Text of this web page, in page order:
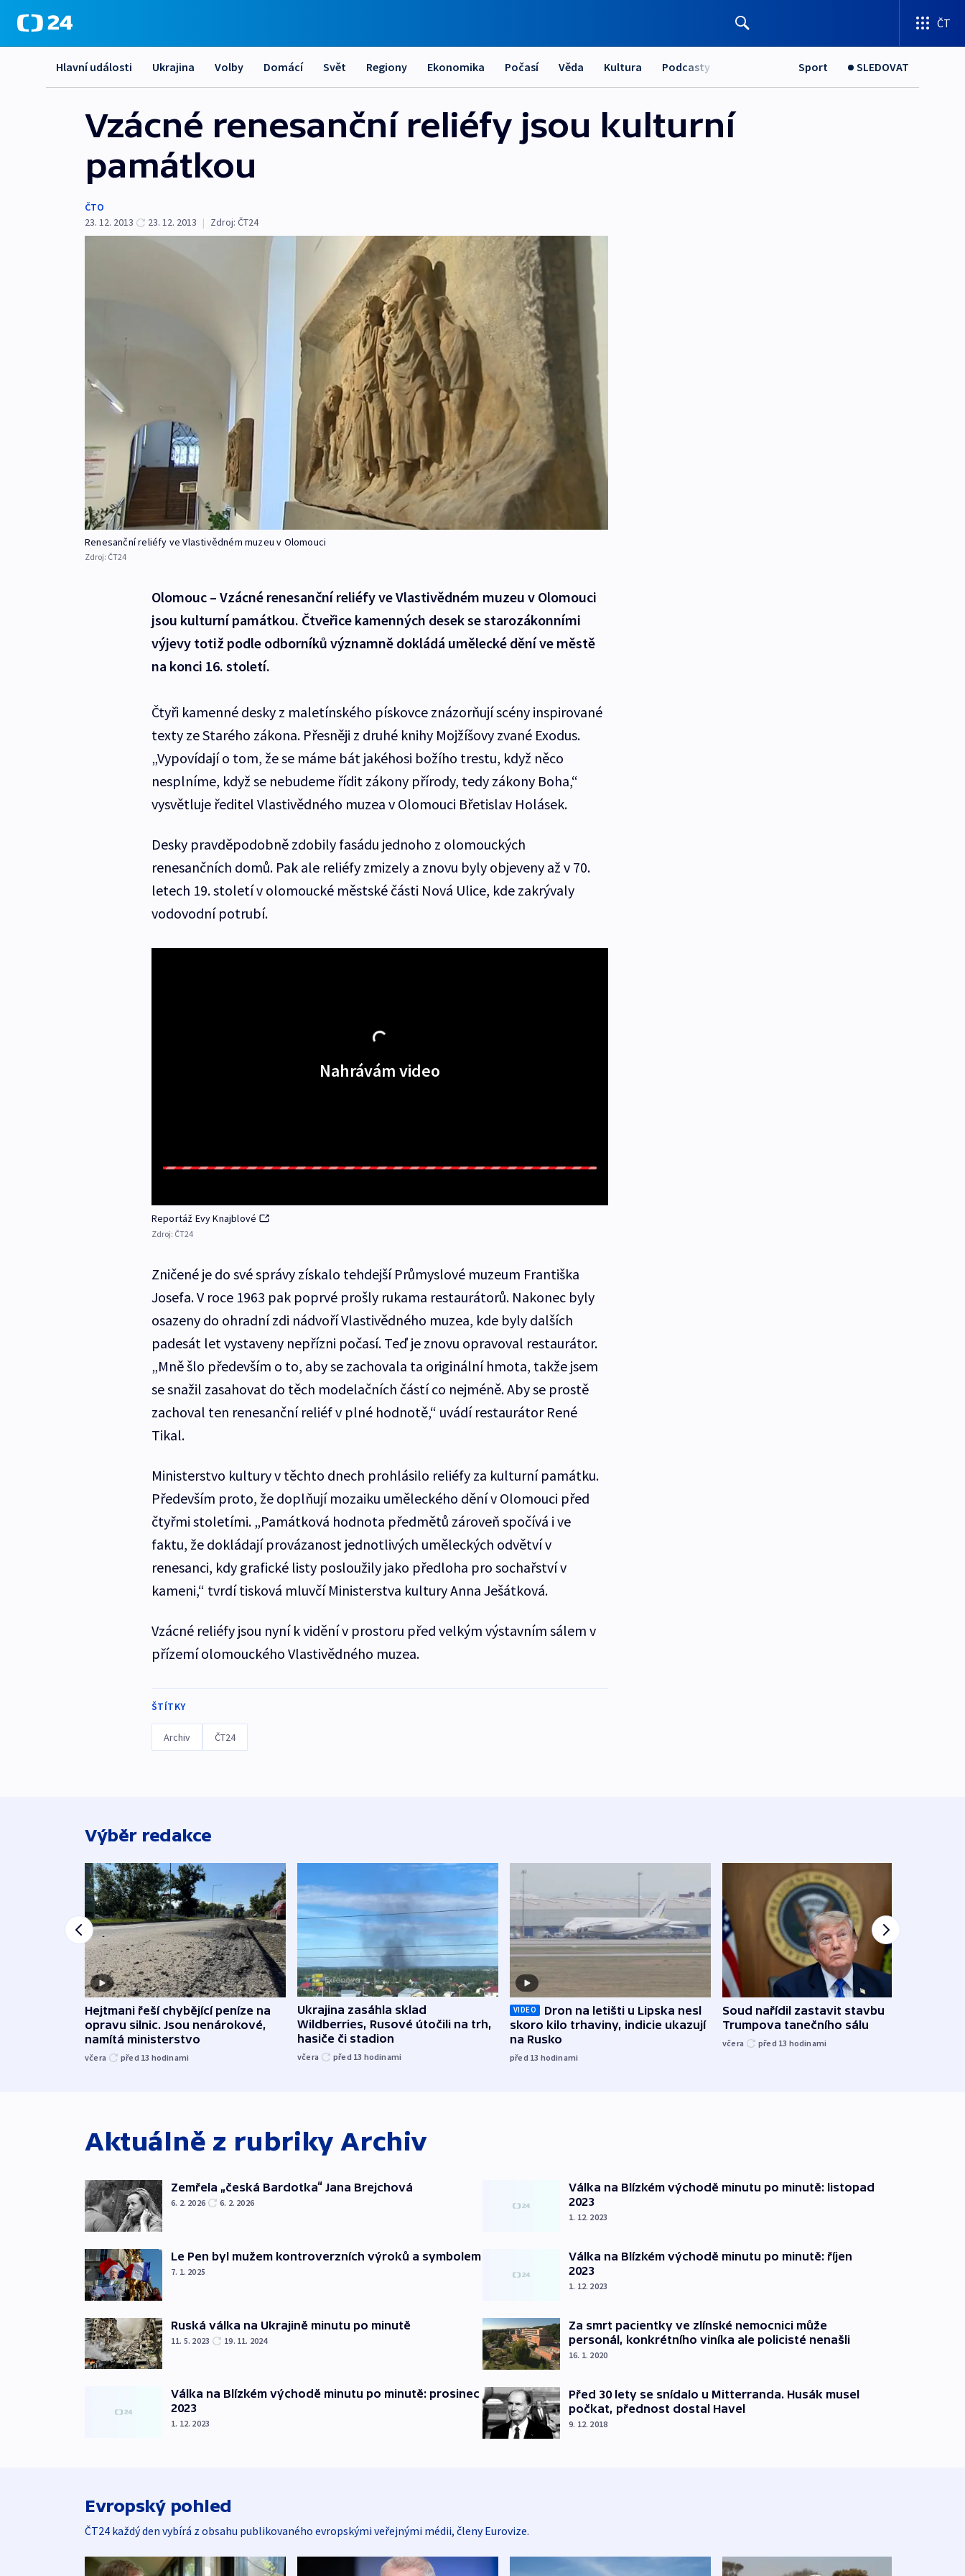
ČT
Hlavní události Ukrajina Volby Domácí Svět Regiony Ekonomika Počasí Věda Kultura Podcasty Sport SLEDOVAT
Vzácné renesanční reliéfy jsou kulturní
památkou
ČTO
23. 12. 2013
23. 12. 2013 | Zdroj: ČT24
Renesanční reliéfy ve Vlastivědném muzeu v Olomouci
Zdroj: ČT24
Olomouc – Vzácné renesanční reliéfy ve Vlastivědném muzeu v Olomouci
jsou kulturní památkou. Čtveřice kamenných desek se starozákonními
výjevy totiž podle odborníků významně dokládá umělecké dění ve městě
na konci 16. století.
Čtyři kamenné desky z maletínského pískovce znázorňují scény inspirované
texty ze Starého zákona. Přesněji z druhé knihy Mojžíšovy zvané Exodus.
„Vypovídají o tom, že se máme bát jakéhosi božího trestu, když něco
nesplníme, když se nebudeme řídit zákony přírody, tedy zákony Boha,“
vysvětluje ředitel Vlastivědného muzea v Olomouci Břetislav Holásek.
Desky pravděpodobně zdobily fasádu jednoho z olomouckých
renesančních domů. Pak ale reliéfy zmizely a znovu byly objeveny až v 70.
letech 19. století v olomoucké městské části Nová Ulice, kde zakrývaly
vodovodní potrubí.
Nahrávám video
Reportáž Evy Knajblové
Zdroj: ČT24
Zničené je do své správy získalo tehdejší Průmyslové muzeum Františka
Josefa. V roce 1963 pak poprvé prošly rukama restaurátorů. Nakonec byly
osazeny do ohradní zdi nádvoří Vlastivědného muzea, kde byly dalších
padesát let vystaveny nepřízni počasí. Teď je znovu opravoval restaurátor.
„Mně šlo především o to, aby se zachovala ta originální hmota, takže jsem
se snažil zasahovat do těch modelačních částí co nejméně. Aby se prostě
zachoval ten renesanční reliéf v plné hodnotě,“ uvádí restaurátor René
Tikal.
Ministerstvo kultury v těchto dnech prohlásilo reliéfy za kulturní památku.
Především proto, že doplňují mozaiku uměleckého dění v Olomouci před
čtyřmi stoletími. „Památková hodnota předmětů zároveň spočívá i ve
faktu, že dokládají provázanost jednotlivých uměleckých odvětví v
renesanci, kdy grafické listy posloužily jako předloha pro sochařství v
kameni,“ tvrdí tisková mluvčí Ministerstva kultury Anna Ješátková.
Vzácné reliéfy jsou nyní k vidění v prostoru před velkým výstavním sálem v
přízemí olomouckého Vlastivědného muzea.
ŠTÍTKY
Archiv ČT24
Výběr redakce
Hejtmani řeší chybějící peníze na
opravu silnic. Jsou nenárokové,
namítá ministerstvo
včera před 13 hodinami
Ukrajina zasáhla sklad
Wildberries, Rusové útočili na trh,
hasiče či stadion
včera před 13 hodinami
VIDEO
Dron na letišti u Lipska nesl
skoro kilo trhaviny, indicie ukazují
na Rusko
před 13 hodinami
Soud nařídil zastavit stavbu
Trumpova tanečního sálu
včera před 13 hodinami
Aktuálně z rubriky Archiv
Zemřela „česká Bardotka“ Jana Brejchová
6. 2. 2026 6. 2. 2026
Le Pen byl mužem kontroverzních výroků a symbolem
7. 1. 2025
Ruská válka na Ukrajině minutu po minutě
11. 5. 2023 19. 11. 2024
Válka na Blízkém východě minutu po minutě: prosinec
2023
1. 12. 2023
Válka na Blízkém východě minutu po minutě: listopad
2023
1. 12. 2023
Válka na Blízkém východě minutu po minutě: říjen
2023
1. 12. 2023
Za smrt pacientky ve zlínské nemocnici může
personál, konkrétního viníka ale policisté nenašli
16. 1. 2020
Před 30 lety se snídalo u Mitterranda. Husák musel
počkat, přednost dostal Havel
9. 12. 2018
Evropský pohled
ČT24 každý den vybírá z obsahu publikovaného evropskými veřejnými médii, členy Eurovize.